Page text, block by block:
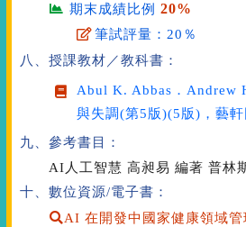
期末成績比例20%
筆試評量：20％
八、授課教材／教科書：
Abul K. Abbas．Andrew
與失調(第5版)(5版)，藝
九、參考書目：
AI人工智慧 高昶易 編著 普
十、數位資源/電子書：
AI 在開發中國家健康領域管